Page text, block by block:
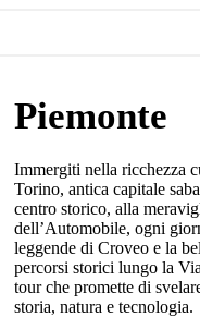
Piemonte
Immergiti nella ricchezza
Torino, antica capitale
centro storico, alla
dell’Automobile, ogni
leggende di Croveo e la
percorsi storici lungo la
tour che promette di
storia, natura e tecnologia.